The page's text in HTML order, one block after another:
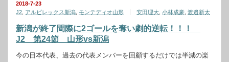
2018-7-23
J2 アルビレックス新潟 モンテディオ山形 安田理大 小林成豪 渡邉新太
新潟が終了間際に2ゴールを奪い劇的逆転！！！
J2 第24節 山形vs新潟
今の日本代表、過去の代表メンバーを回顧するだけでは半減の楽